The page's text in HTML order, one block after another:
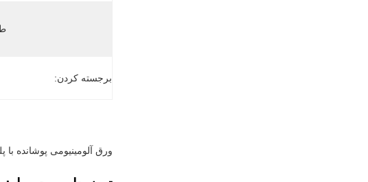
برجسته کردن:
ورق آلومینیومی پوشانده با پلی استر با ضخامت از 0.25